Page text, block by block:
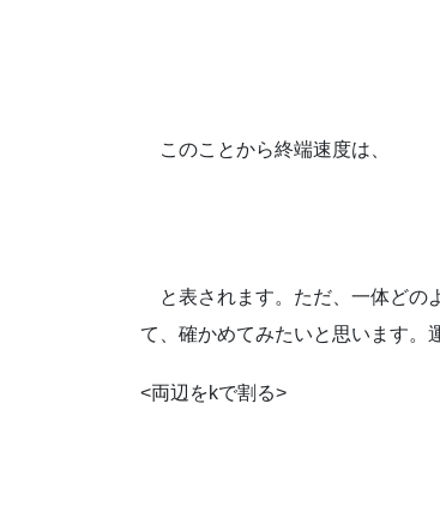
このことから終端速度は、
と表されます。ただ、一体どの
て、確かめてみたいと思います。
<両辺をkで割る>